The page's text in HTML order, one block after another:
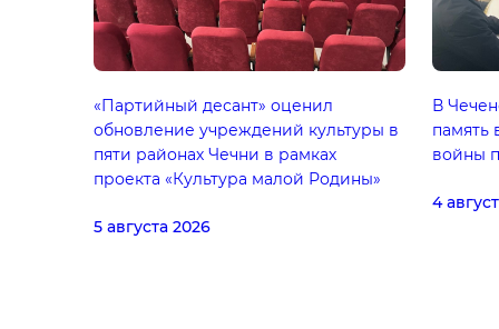
«Партийный десант» оценил
обновление учреждений культуры в
пяти районах Чечни в рамках
проекта «Культура малой Родины»
5 августа 2026
В
войны
4